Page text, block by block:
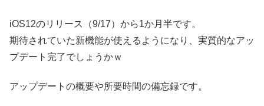
iOS12のリリース（9/17）から1か月半です。
期待されていた新機能が使えるようになり、実質的なアッ
プデート完了でしょうかｗ
アップデートの概要や所要時間の備忘録です。